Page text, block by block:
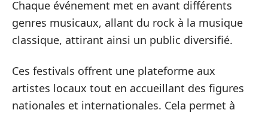
Chaque événement met en avant différents
genres musicaux, allant du rock à la musique
classique, attirant ainsi un public diversifié.
Ces festivals offrent une plateforme aux
artistes locaux tout en accueillant des figures
nationales et internationales. Cela permet à